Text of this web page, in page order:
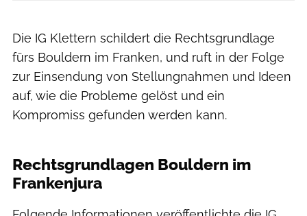
Die IG Klettern schildert die Rechtsgrundlage
fürs Bouldern im Franken, und ruft in der Folge
zur Einsendung von Stellungnahmen und Ideen
auf, wie die Probleme gelöst und ein
Kompromiss gefunden werden kann.
Rechtsgrundlagen Bouldern im
Frankenjura